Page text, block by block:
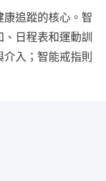
追蹤的核心。智
日程表和運動訓
入；智能戒指則